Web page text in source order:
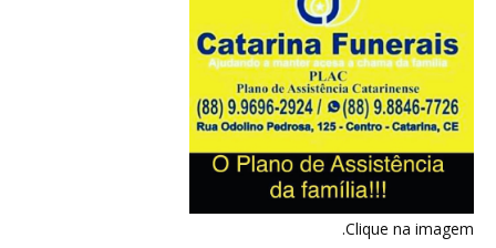
Clique na imagem.